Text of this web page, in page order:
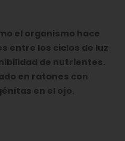
el organismo hace
entre los ciclos de luz
de nutrientes.
en ratones con
en el ojo.